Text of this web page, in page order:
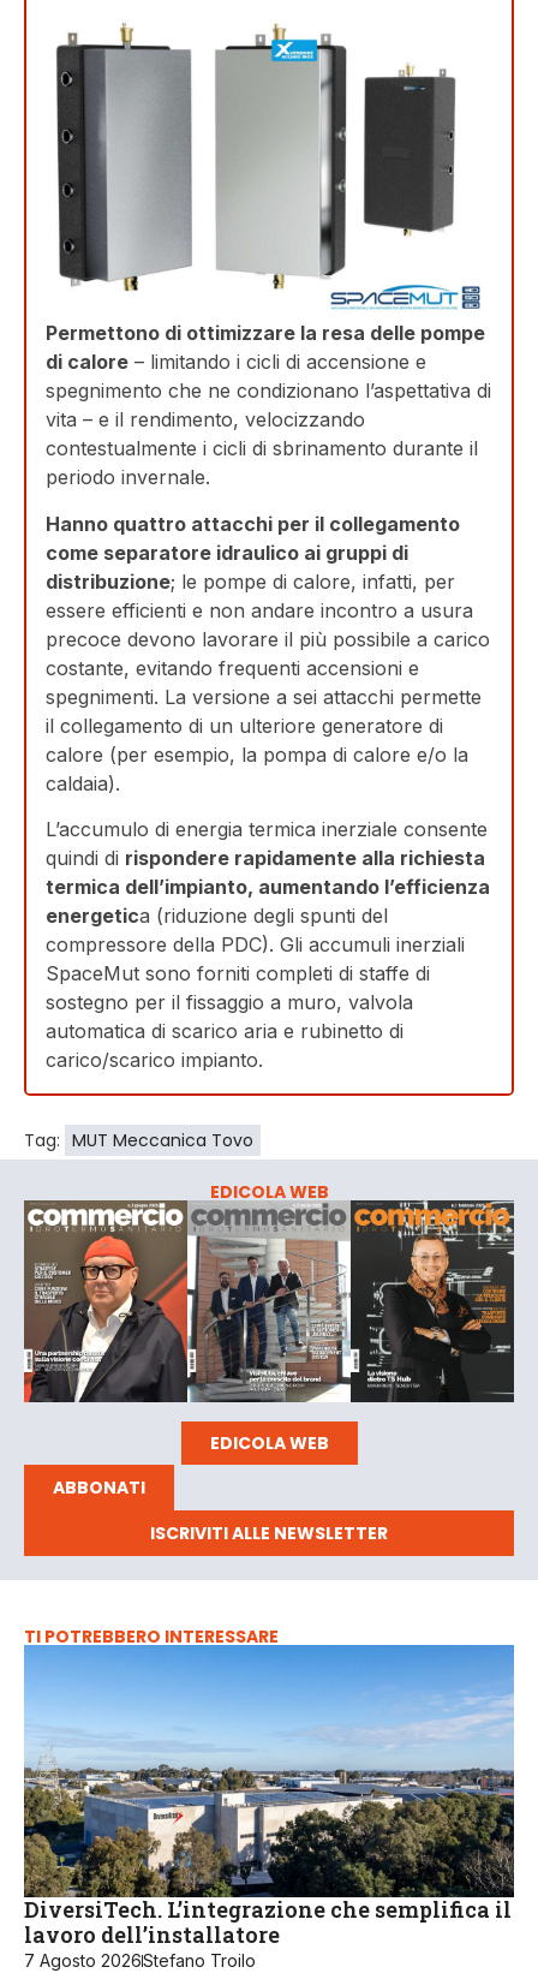
Permettono di ottimizzare la resa delle pompe
di calore – limitando i cicli di accensione e
spegnimento che ne condizionano l’aspettativa di
vita – e il rendimento, velocizzando
contestualmente i cicli di sbrinamento durante il
periodo invernale.
Hanno quattro attacchi per il collegamento
come separatore idraulico ai gruppi di
distribuzione; le pompe di calore, infatti, per
essere efficienti e non andare incontro a usura
precoce devono lavorare il più possibile a carico
costante, evitando frequenti accensioni e
spegnimenti. La versione a sei attacchi permette
il collegamento di un ulteriore generatore di
calore (per esempio, la pompa di calore e/o la
caldaia).
L’accumulo di energia termica inerziale consente
quindi di rispondere rapidamente alla richiesta
termica dell’impianto, aumentando l’efficienza
energetica (riduzione degli spunti del
compressore della PDC). Gli accumuli inerziali
SpaceMut sono forniti completi di staffe di
sostegno per il fissaggio a muro, valvola
automatica di scarico aria e rubinetto di
carico/scarico impianto.
Tag: MUT Meccanica Tovo
EDICOLA WEB
EDICOLA WEB
ABBONATI
ISCRIVITI ALLE NEWSLETTER
TI POTREBBERO INTERESSARE
DiversiTech. L’integrazione che semplifica il
lavoro dell’installatore
7 Agosto 2026Stefano Troilo